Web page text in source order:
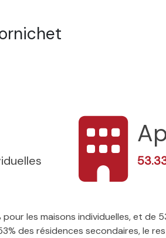
les maisons individuelles, et de
des résidences secondaires, le